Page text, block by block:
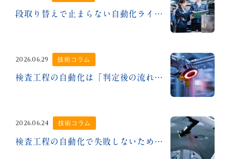
段取り替えで止まらない自動化ラインとは？
2026.06.29 技術コラム
検査工程の自動化は「判定後の流れ」で差が出る
2026.06.24 技術コラム
検査工程の自動化で失敗しないために